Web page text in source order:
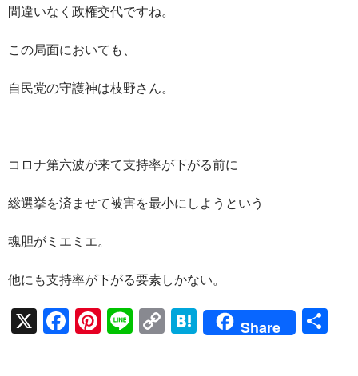
間違いなく政権交代ですね。
この局面においても、
自民党の守護神は枝野さん。
コロナ第六波が来て支持率が下がる前に
総選挙を済ませて被害を最小にしようという
魂胆がミエミエ。
他にも支持率が下がる要素しかない。
X
F
Pi Li
C
H
Share